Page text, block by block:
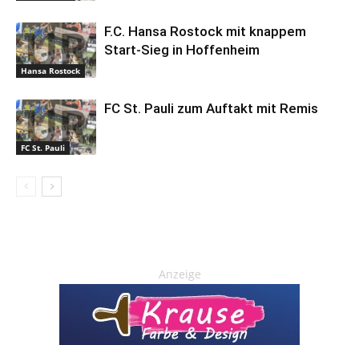
Hansa Rostock
F.C. Hansa Rostock mit knappem
Start-Sieg in Hoffenheim
FC St. Pauli
FC St. Pauli zum Auftakt mit Remis
Anzeige